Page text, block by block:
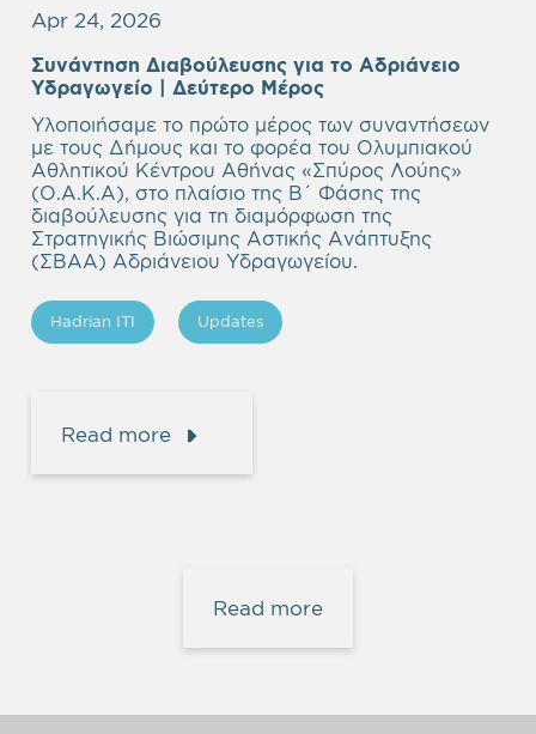
Apr 24, 2026
Συνάντηση Διαβούλευσης για το Αδριάνειο
Υδραγωγείο | Δεύτερο Μέρος
Υλοποιήσαμε το πρώτο μέρος των συναντήσεων
με τους Δήμους και το φορέα του Ολυμπιακού
Αθλητικού Κέντρου Αθήνας «Σπύρος Λούης»
(Ο.Α.Κ.Α), στο πλαίσιο της Β΄ Φάσης της
διαβούλευσης για τη διαμόρφωση της
Στρατηγικής Βιώσιμης Αστικής Ανάπτυξης
(ΣΒΑΑ) Αδριάνειου Υδραγωγείου.
Hadrian ITI Updates
Read more
Read more